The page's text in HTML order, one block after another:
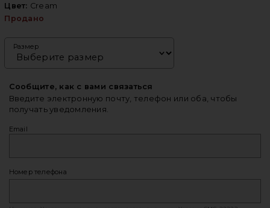
Цвет: Cream
Продано
Размер
Сообщите, как с вами связаться
Введите электронную почту, телефон или оба, чтобы
получать уведомления.
Email
Номер телефона